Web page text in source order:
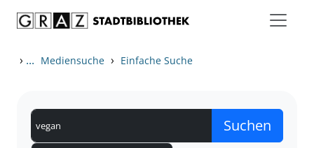
› ... Mediensuche › Einfache Suche